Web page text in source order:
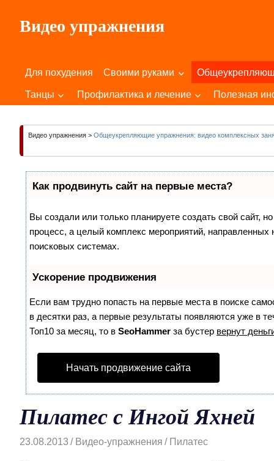
содержимому
Видео упражнения
Вашего
Для похудения Своими руками
Танцы Профилактика и лечение Полезная
Видео упражнения > Общеукрепляющие упражнения: видео комплексных
Как продвинуть сайт на первые места?
Вы создали или только планируете создать свой сайт,
процесс, а целый комплекс мероприятий,
поисковых системах.
Ускорение продвижения
Если вам трудно попасть на первые места в поиске
в десятки раз, а первые результаты появляются уже в
Топ10 за месяц, то в SeoHammer за бустер вернут
Начать продвижение сайта
Пилатес с Ингой Яхней
23.08.2013 Видео-упражнения Пилатес